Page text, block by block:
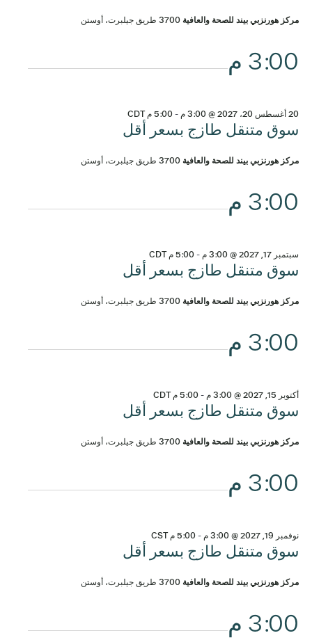
مركز هورنزبي بيند للصحة والعافية3700 طريق جيلبرت، أوستن
3:00 م
سوق متنقل طازج بسعر أقل
20 أغسطس 20، 2027 @ 3:00 م -5:00 م CDT
مركز هورنزبي بيند للصحة والعافية3700 طريق جيلبرت، أوستن
3:00 م
سوق متنقل طازج بسعر أقل
سبتمبر 17, 2027 @ 3:00 م -5:00 م CDT
مركز هورنزبي بيند للصحة والعافية3700 طريق جيلبرت، أوستن
3:00 م
سوق متنقل طازج بسعر أقل
أكتوبر 15, 2027 @ 3:00 م -5:00 م CDT
مركز هورنزبي بيند للصحة والعافية3700 طريق جيلبرت، أوستن
3:00 م
سوق متنقل طازج بسعر أقل
نوفمبر 19, 2027 @ 3:00 م -5:00 م CST
مركز هورنزبي بيند للصحة والعافية3700 طريق جيلبرت، أوستن
3:00 م